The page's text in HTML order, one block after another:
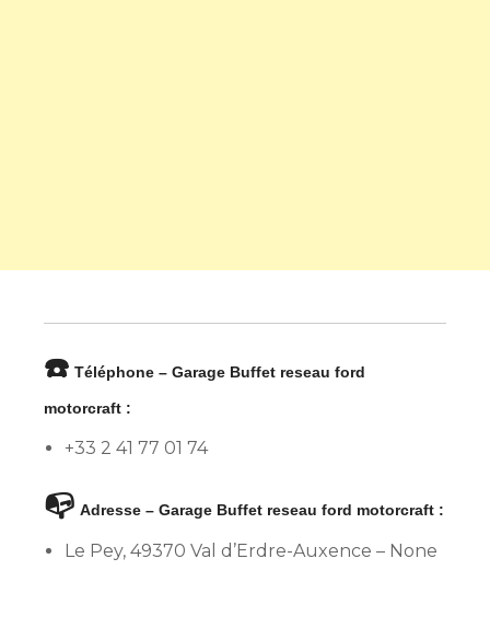
☎️ Téléphone – Garage Buffet reseau ford
motorcraft :
+33 2 41 77 01 74
📭 Adresse – Garage Buffet reseau ford motorcraft :
Le Pey, 49370 Val d’Erdre-Auxence – None